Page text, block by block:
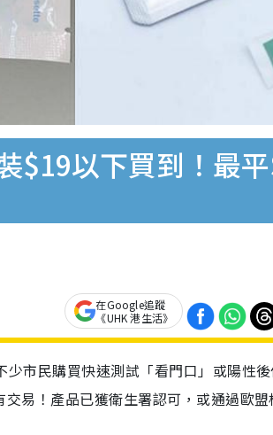
$19以下買到！最
在Google追蹤
《UHK 港生活》
市民購買快速測試「看門口」或陽性
易！產品已獲衛生署認可，或通過歐盟